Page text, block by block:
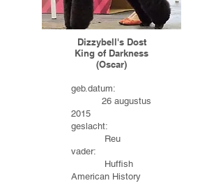
Dizzybell's Dost
King of Darkness
(Oscar)
geb.datum:
26 augustus
2015
geslacht:
Reu
vader:
Huffish
American History